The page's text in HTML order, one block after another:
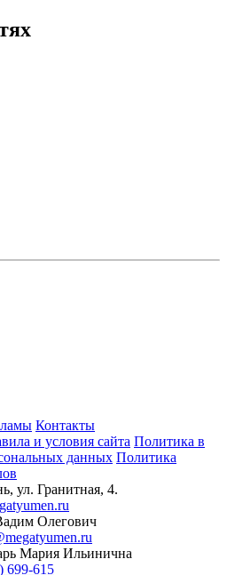
Контакты
и условия сайта Политика в
данных Политика
ул. Гранитная, 4.
Олегович
Мария Ильинична
699-615